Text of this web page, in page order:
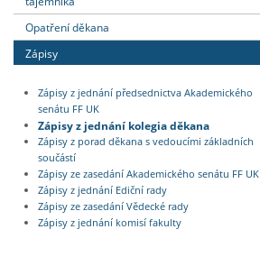
Opatření děkana
Zápisy
Zápisy z jednání předsednictva Akademického
senátu FF UK
Zápisy z jednání kolegia děkana
Zápisy z porad děkana s vedoucími základních
součástí
Zápisy ze zasedání Akademického senátu FF UK
Zápisy z jednání Ediční rady
Zápisy ze zasedání Vědecké rady
Zápisy z jednání komisí fakulty